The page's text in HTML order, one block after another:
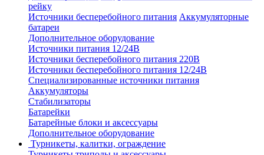
рейку
Источники бесперебойного питания Аккумуляторные
батареи
Дополнительное оборудование
Источники питания 12/24В
Источники бесперебойного питания 220В
Источники бесперебойного питания 12/24В
Специализированные источники питания
Аккумуляторы
Стабилизаторы
Батарейки
Батарейные блоки и аксессуары
Дополнительное оборудование
Турникеты, калитки, ограждение